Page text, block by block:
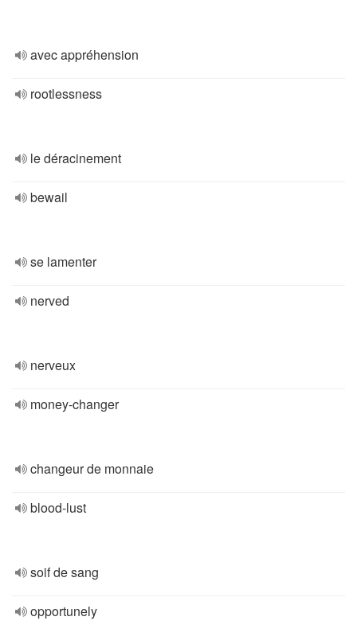
avec appréhension
rootlessness
le déracinement
bewail
se lamenter
nerved
nerveux
money-changer
changeur de monnaie
blood-lust
soif de sang
opportunely